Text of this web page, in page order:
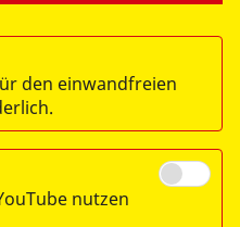
den einwandfreien
nutzen